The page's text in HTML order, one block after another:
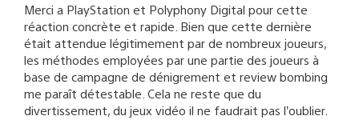
Merci a PlayStation et Polyphony Digital pour cette
réaction concrète et rapide. Bien que cette dernière
était attendue légitimement par de nombreux joueurs,
les méthodes employées par une partie des joueurs à
base de campagne de dénigrement et review bombing
me paraît détestable. Cela ne reste que du
divertissement, du jeux vidéo il ne faudrait pas l’oublier.